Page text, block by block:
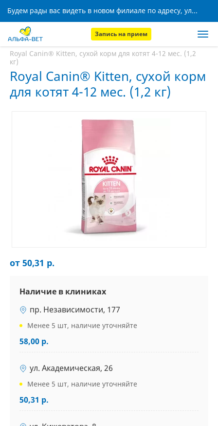
Будем рады вас видеть в новом филиале по адресу, ул. Кижеватова, 8!
Запись на прием
Главная
Royal Canin® Kitten, сухой корм для котят 4-12 мес. (1,2
кг)
Royal Canin® Kitten, сухой корм
для котят 4-12 мес. (1,2 кг)
от 50,31 р.
Наличие в клиниках
пр. Независимости, 177
Менее 5 шт, наличие уточняйте
58,00 р.
ул. Академическая, 26
Менее 5 шт, наличие уточняйте
50,31 р.